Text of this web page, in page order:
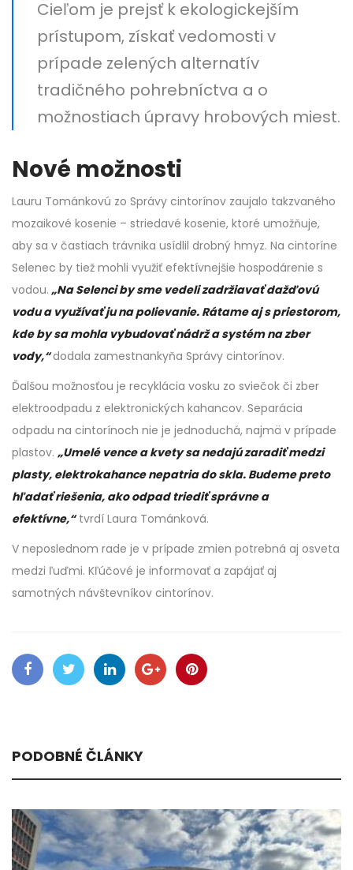
Cieľom je prejsť k ekologickejším
prístupom, získať vedomosti v
prípade zelených alternatív
tradičného pohrebníctva a o
možnostiach úpravy hrobových miest.
Nové možnosti
Lauru Tománkovú zo Správy cintorínov zaujalo takzvaného
mozaikové kosenie – striedavé kosenie, ktoré umožňuje,
aby sa v častiach trávnika usídlil drobný hmyz. Na cintoríne
Selenec by tiež mohli využiť efektívnejšie hospodárenie s
vodou. „Na Selenci by sme vedeli zadržiavať dažďovú
vodu a využívať ju na polievanie. Rátame aj s priestorom,
kde by sa mohla vybudovať nádrž a systém na zber
vody,“dodala zamestnankyňa Správy cintorínov.
Ďalšou možnosťou je recyklácia vosku zo sviečok či zber
elektroodpadu z elektronických kahancov. Separácia
odpadu na cintorínoch nie je jednoduchá, najmä v prípade
plastov. „Umelé vence a kvety sa nedajú zaradiť medzi
plasty, elektrokahance nepatria do skla. Budeme preto
hľadať riešenia, ako odpad triediť správne a
efektívne,“tvrdí Laura Tománková.
V neposlednom rade je v prípade zmien potrebná aj osveta
medzi ľuďmi. Kľúčové je informovať a zapájať aj
samotných návštevníkov cintorínov.
PODOBNÉ ČLÁNKY